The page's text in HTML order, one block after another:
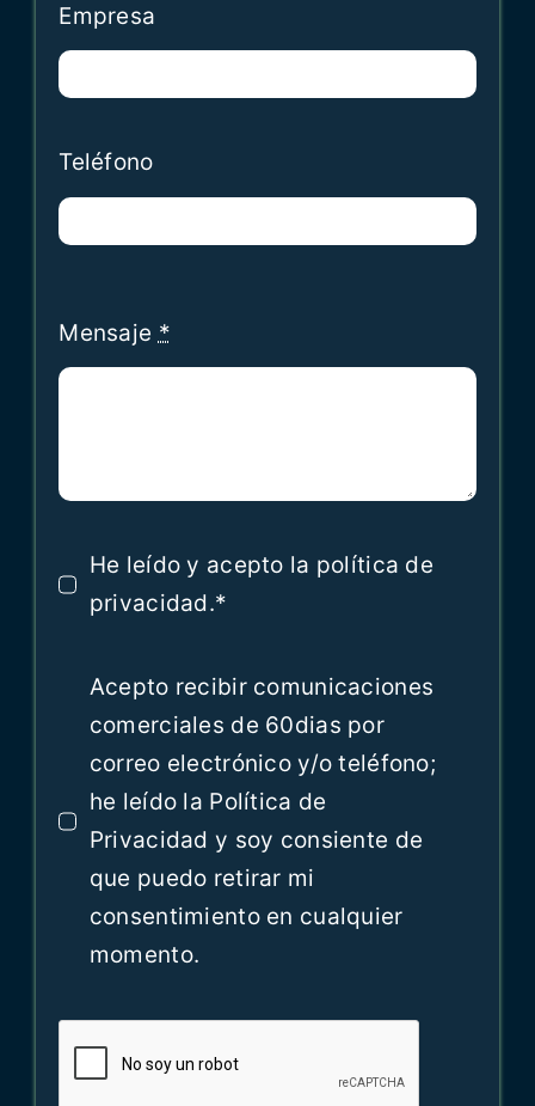
Empresa
Teléfono
Mensaje *
He leído y acepto la política de
privacidad.*
Acepto recibir comunicaciones
comerciales de 60dias por
correo electrónico y/o teléfono;
he leído la Política de
Privacidad y soy consiente de
que puedo retirar mi
consentimiento en cualquier
momento.